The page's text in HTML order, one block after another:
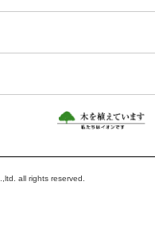
all rights reserved.